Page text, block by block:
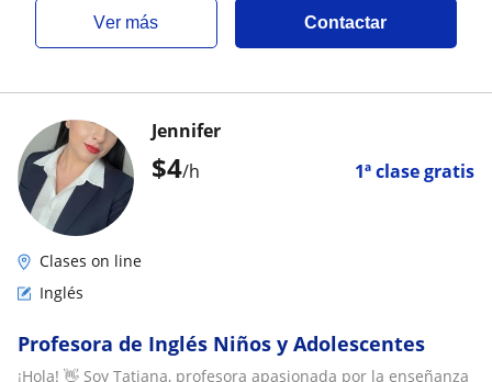
ver más Contactar
$4/h 1ª clase gratis
Jennifer
Clases on line
Inglés
Profesora de Inglés Niños y Adolescentes
¡Hola! 👋 Soy Tatiana, profesora apasionada por la enseñanza